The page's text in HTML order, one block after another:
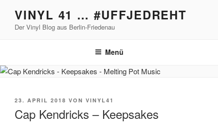
Inhalt
springen
VINYL 41 … #UFFJEDREHT
Der Vinyl Blog aus Berlin-Friedenau
Menü
VERÖFFENTLICHT
23. APRIL 2018 VON VINYL41
Cap Kendricks – Keepsakes